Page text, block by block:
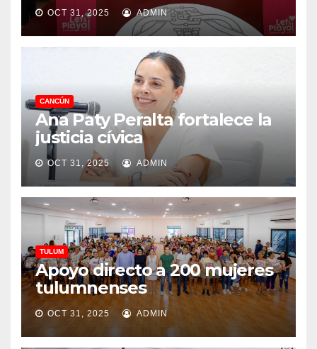
OCT 31, 2025 ADMIN
CANCÚN
Ana Paty Peralta fortalece la
justicia cívica
OCT 31, 2025 ADMIN
TULUM
Apoyo directo a 200 mujeres
tulumnenses
OCT 31, 2025 ADMIN